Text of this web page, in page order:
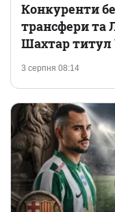
3 серпня 08:14
Конкуренти
трансфери та
Шахтар титул